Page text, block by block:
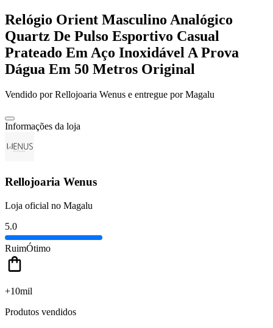
Relógio Orient Masculino Analógico
Quartz De Pulso Esportivo Casual
Prateado Em Aço Inoxidável A Prova
Dágua Em 50 Metros Original
Vendido porRellojoaria Wenus e entregue por Magalu
Informações da loja
Rellojoaria Wenus
Loja oficial no Magalu
5.0
RuimÓtimo
+10mil
Produtos vendidos